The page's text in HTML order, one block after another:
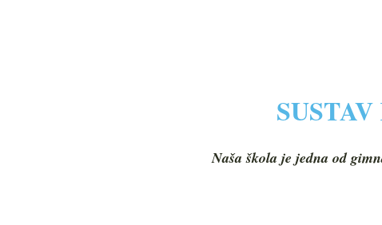
Naša škola je jedna od